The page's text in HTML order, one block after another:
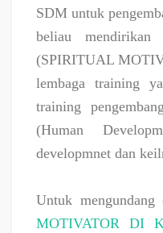
SDM untuk
beliau mendirikan
(SPIRITUAL
lembaga training
training
(Human
developmnet dan
Untuk mengundang
MOTIVATOR DI